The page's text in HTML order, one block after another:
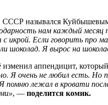
СССР назывался
нам каждый
с икрой. Если говорить
шоколад. Я вырос на
аппендицит,
не любил есть. Но
лежал в кровати
, — поделится комик.